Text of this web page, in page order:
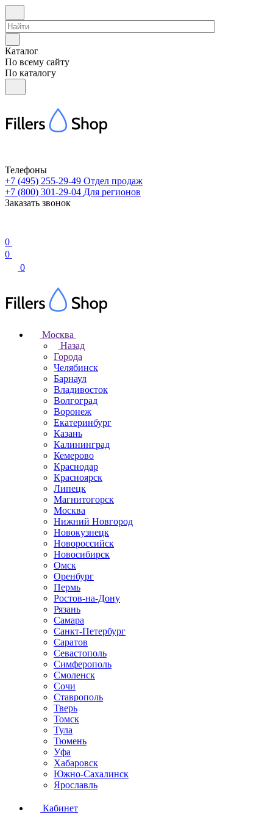
Каталог
По всему сайту
По каталогу
Телефоны
+7 (495) 255-29-49 Отдел продаж
+7 (800) 301-29-04 Для регионов
Заказать звонок
0
0
0
Москва
Назад
Города
Челябинск
Барнаул
Владивосток
Волгоград
Воронеж
Екатеринбург
Казань
Калининград
Кемерово
Краснодар
Красноярск
Липецк
Магнитогорск
Москва
Нижний Новгород
Новокузнецк
Новороссийск
Новосибирск
Омск
Оренбург
Пермь
Ростов-на-Дону
Рязань
Самара
Санкт-Петербург
Саратов
Севастополь
Симферополь
Смоленск
Сочи
Ставрополь
Тверь
Томск
Тула
Тюмень
Уфа
Хабаровск
Южно-Сахалинск
Ярославль
Кабинет